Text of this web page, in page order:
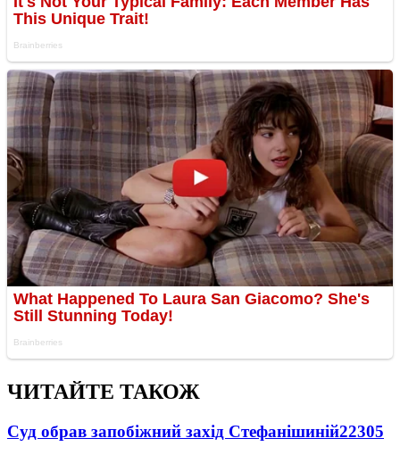
ЧИТАЙТЕ ТАКОЖ
Суд обрав запобіжний захід Стефанішиній22305